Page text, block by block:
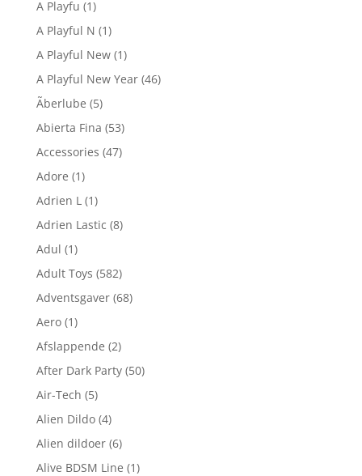
A Playfu (1)
A Playful N (1)
A Playful New (1)
A Playful New Year (46)
Ãberlube (5)
Abierta Fina (53)
Accessories (47)
Adore (1)
Adrien L (1)
Adrien Lastic (8)
Adul (1)
Adult Toys (582)
Adventsgaver (68)
Aero (1)
Afslappende (2)
After Dark Party (50)
Air-Tech (5)
Alien Dildo (4)
Alien dildoer (6)
Alive BDSM Line (1)